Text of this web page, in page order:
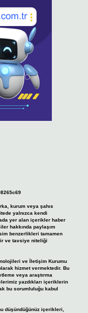
kurum veya şahıs
yalnızca kendi
yer alan içerikler haber
hakkında paylaşım
benzerlikleri tamamen
ve tavsiye niteliği
ve İletişim Kurumu
hizmet vermektedir. Bu
veya araştırma
yazdıkları içeriklerin
bu sorumluluğu kabul
düşündüğünüz içerikleri,